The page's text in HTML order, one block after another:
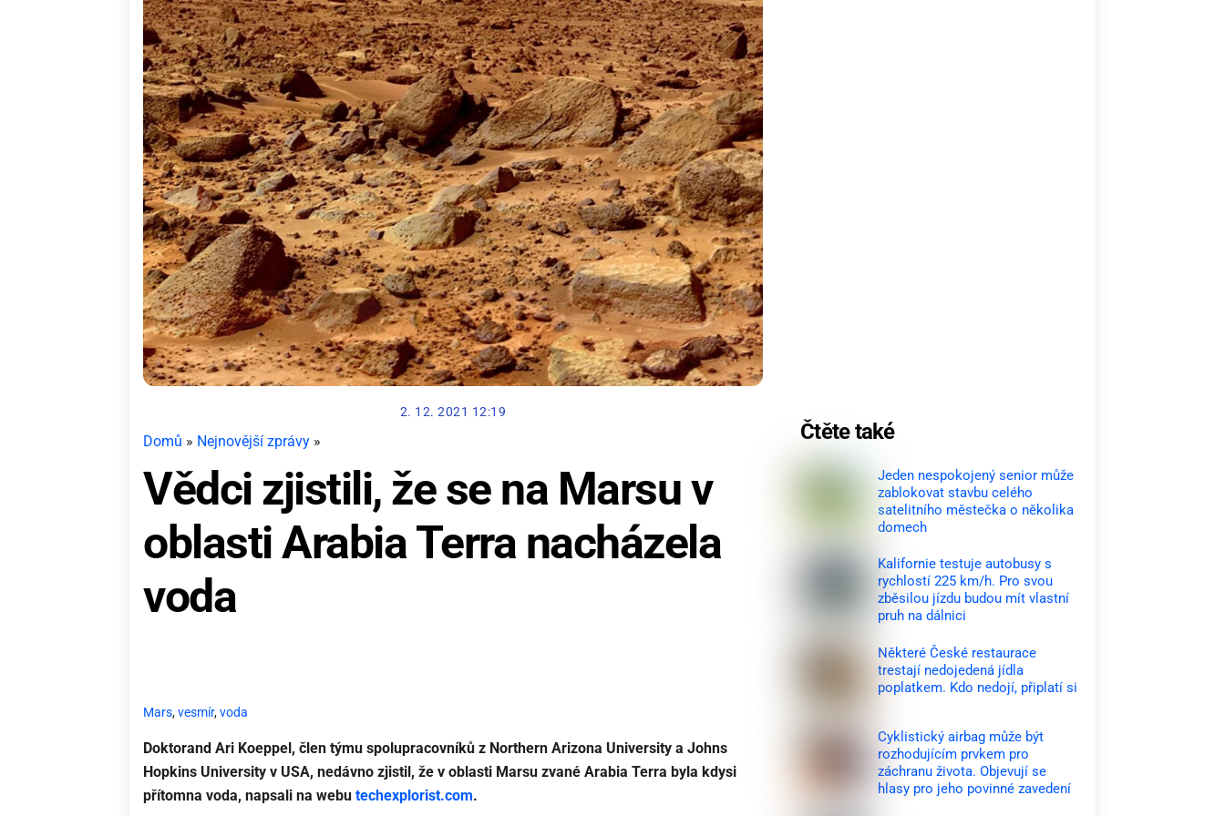
2. 12. 2021 12:19
Domů » Nejnovější zprávy »
Vědci zjistili, že se na Marsu v
oblasti Arabia Terra nacházela
voda
Mars,vesmír,voda
Doktorand Ari Koeppel, člen týmu spolupracovníků z Northern Arizona University a Johns
Hopkins University v USA, nedávno zjistil, že v oblasti Marsu zvané Arabia Terra byla kdysi
přítomna voda, napsali na webu techexplorist.com.
Čtěte také
Jeden nespokojený senior může
zablokovat stavbu celého
satelitního městečka o několika
domech
Kalifornie testuje autobusy s
rychlostí 225 km/h. Pro svou
zběsilou jízdu budou mít vlastní
pruh na dálnici
Některé České restaurace
trestají nedojedená jídla
poplatkem. Kdo nedojí, připlatí si
Cyklistický airbag může být
rozhodujícím prvkem pro
záchranu života. Objevují se
hlasy pro jeho povinné zavedení